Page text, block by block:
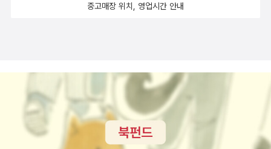
음 모습을 보였다. 최근에는 격월간으로 발행한다. 머나먼 오아시
떠보지도 않는다. 메시나를 그리워하던 사익스는 말다툼 끝에 그
녀를 살해하고, 다른 별로 추방당한다. 그 별에서 인간과 닮았지
만 수명이 무척 짧은 생물을 발견한 사익스는 기억속의 메시나를
되살릴 무시무시한 전략을 생각해낸다. 집착과 외로움이 빚어낸
중고매장 위치, 영업시간 안내